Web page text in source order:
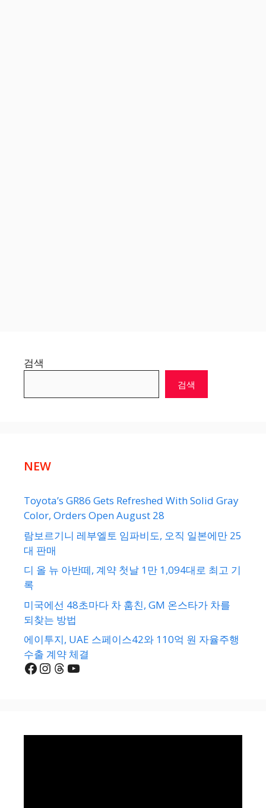
검색
검색
NEW
Toyota’s GR86 Gets Refreshed With Solid Gray
Color, Orders Open August 28
람보르기니 레부엘토 임파비도, 오직 일본에만 25
대 판매
디 올 뉴 아반떼, 계약 첫날 1만 1,094대로 최고 기
록
미국에선 48초마다 차 훔친, GM 온스타가 차를
되찾는 방법
에이투지, UAE 스페이스42와 110억 원 자율주행
수출 계약 체결
Facebook
Instagram
Threads
YouTube